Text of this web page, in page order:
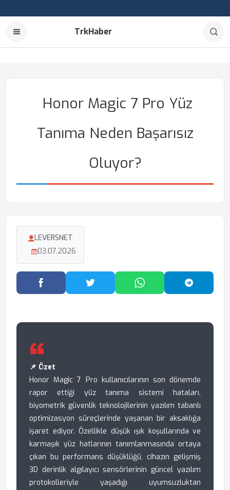
TrkHaber
Honor Magic 7 Pro Yüz
Tanıma Neden Başarısız
Oluyor?
LEVERSNET
03.07.2026
Facebook'ta PaylaşTwitter'da PaylaşWhatsApp'ta Paylaş
📌 Özet
Honor Magic 7 Pro kullanıcılarının son dönemde
rapor ettiği yüz tanıma sistemi hataları,
biyometrik güvenlik teknolojilerinin yazılım tabanlı
optimizasyon süreçlerinde yaşanan bir aksaklığa
işaret ediyor. Özellikle düşük ışık koşullarında ve
karmaşık yüz hatlarının tanımlanmasında ortaya
çıkan bu performans düşüklüğü, cihazın gelişmiş
3D derinlik algılayıcı sensörlerinin güncel yazılım
protokolleriyle yaşadığı uyumsuzluktan